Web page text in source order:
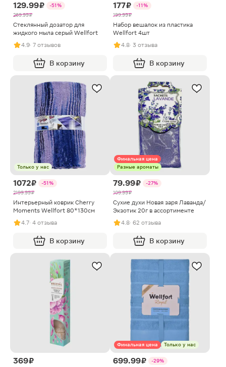
129.99 ₽
-51%
269.99 ₽
Стеклянный дозатор для
жидкого мыла серый Wellfort
4.9· 7 отзывов
В корзину
177 ₽
-11%
199.99 ₽
Набор вешалок из пластика
Wellfort 4шт
4.8· 3 отзыва
В корзину
Только у нас
1072 ₽
-51%
2199.99 ₽
Интерьерный коврик Cherry
Moments Wellfort 80*130см
4.7· 4 отзыва
В корзину
Финальная цена
Разные ароматы
79.99 ₽
-27%
109.99 ₽
Сухие духи Новая заря Лаванда/
Экзотик 20г в ассортименте
4.8· 62 отзыва
В корзину
369 ₽
Финальная цена Только у нас
699.99 ₽
-29%